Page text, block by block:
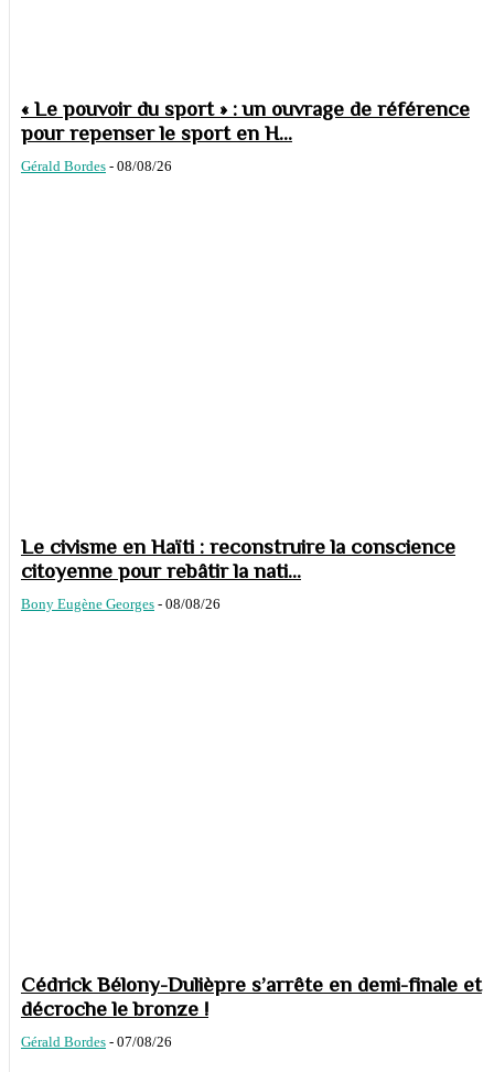
« Le pouvoir du sport » : un ouvrage de référence
pour repenser le sport en H...
Gérald Bordes - 08/08/26
Le civisme en Haïti : reconstruire la conscience
citoyenne pour rebâtir la nati...
Bony Eugène Georges - 08/08/26
Cédrick Bélony-Dulièpre s’arrête en demi-finale et
décroche le bronze !
Gérald Bordes - 07/08/26